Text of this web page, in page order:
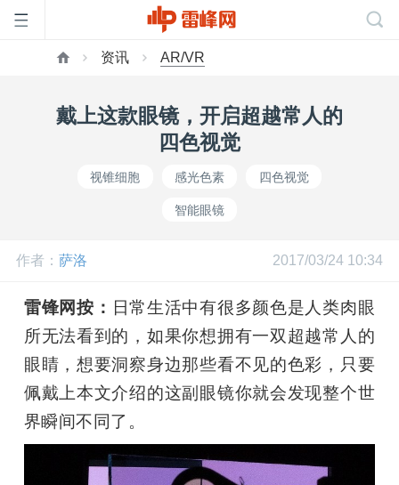
公
开
资讯 AR/VR
戴上这款眼镜，开启超越常人的
四色视觉
视锥细胞 感光色素 四色视觉
智能眼镜
作者： 萨洛 2017/03/24 10:34
雷锋网按： 日常生活中有很多颜色是人类肉眼
所无法看到的，如果你想拥有一双超越常人的
眼睛，想要洞察身边那些看不见的色彩，只要
佩戴上本文介绍的这副眼镜你就会发现整个世
界瞬间不同了。